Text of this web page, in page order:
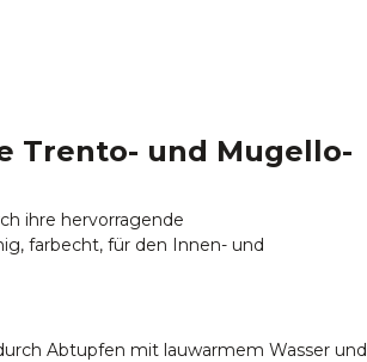
Trento- und Mugello-
ihre hervorragende
farbecht, für den Innen- und
Abtupfen mit lauwarmem Wasser und